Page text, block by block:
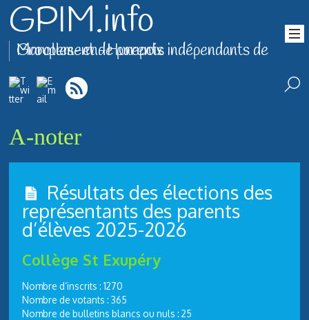
GPIM.info
Groupement de parents indépendants de Marolles-en-Hurepoix
A-noter
Résultats des élections des
représentants des parents
d’élèves 2025-2026
Collège St Exupéry
Nombre d’inscrits : 1270
Nombre de votants : 365
Nombre de bulletins blancs ou nuls : 25